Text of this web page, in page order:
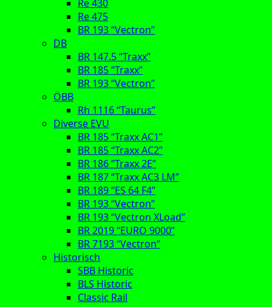
Re 430
Re 475
BR 193 “Vectron”
DB
BR 147.5 “Traxx”
BR 185 “Traxx”
BR 193 “Vectron”
ÖBB
Rh 1116 “Taurus”
Diverse EVU
BR 185 “Traxx AC1”
BR 185 “Traxx AC2”
BR 186 “Traxx 2E”
BR 187 “Traxx AC3 LM”
BR 189 “ES 64 F4”
BR 193 “Vectron”
BR 193 “Vectron XLoad”
BR 2019 “EURO 9000”
BR 7193 “Vectron”
Historisch
SBB Historic
BLS Historic
Classic Rail